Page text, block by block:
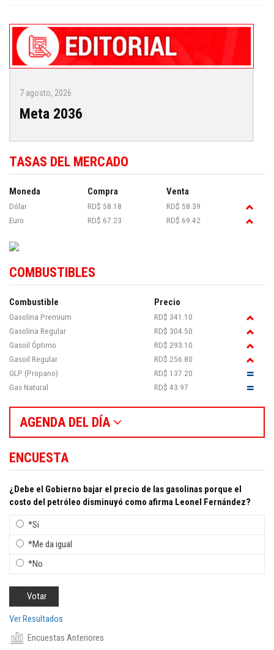
7 agosto, 2026
Meta 2036
TASAS DEL MERCADO
Moneda Compra Venta
Dólar RD$ 58.18
RD$ 58.39
Euro
RD$ 67.23 RD$ 69.42
COMBUSTIBLES
Combustible Precio
Gasolina Premium
RD$ 341.10
Gasolina Regular
RD$ 304.50
Gasoil Óptimo
RD$ 293.10
Gasoil Regular
RD$ 256.80
GLP (Propano)
RD$ 137.20
Gas Natural
RD$ 43.97
AGENDA DEL DÍA
ENCUESTA
¿Debe el Gobierno bajar el precio de las gasolinas porque el
costo del petróleo disminuyó como afirma Leonel Fernández?
*Si
*Me da igual
*No
Ver Resultados
Encuestas Anteriores